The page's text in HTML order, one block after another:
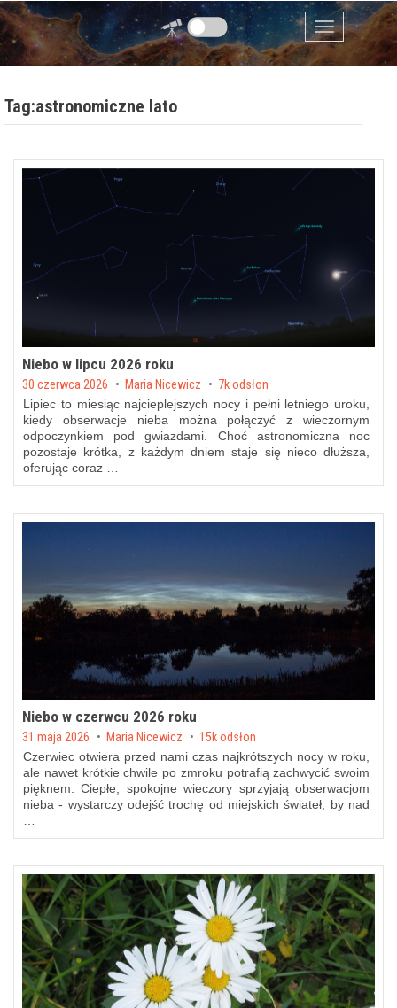
Przejdź do zawartości
Menu
Tag:astronomiczne lato
Niebo w lipcu 2026 roku
Posted on
30 czerwca 2026 byMaria Nicewicz 7k odsłon
Lipiec to miesiąc najcieplejszych nocy i pełni letniego uroku,
kiedy obserwacje nieba można połączyć z wieczornym
odpoczynkiem pod gwiazdami. Choć astronomiczna noc
pozostaje krótka, z każdym dniem staje się nieco dłuższa,
oferując coraz …
Niebo w czerwcu 2026 roku
Posted on
31 maja 2026 by Maria Nicewicz 15k odsłon
Czerwiec otwiera przed nami czas najkrótszych nocy w roku,
ale nawet krótkie chwile po zmroku potrafią zachwycić swoim
pięknem. Ciepłe, spokojne wieczory sprzyjają obserwacjom
nieba - wystarczy odejść trochę od miejskich świateł, by nad
…